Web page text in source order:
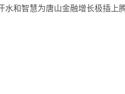
和智慧为唐山金融增长极插上